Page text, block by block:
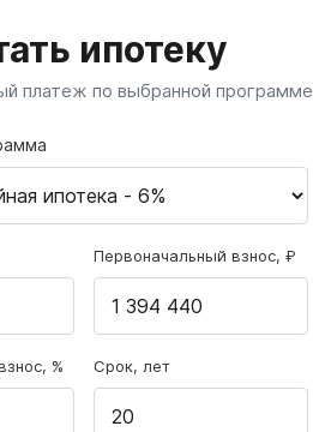
ипотеку
платеж по выбранной программе
Первоначальный взнос, ₽
% Срок, лет